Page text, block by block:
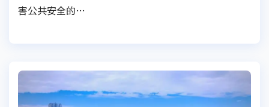
害公共安全的…